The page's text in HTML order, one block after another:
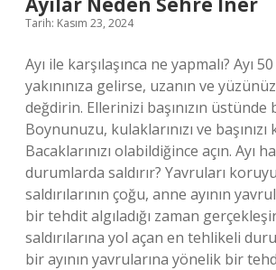
Tarih: Kasım 23, 2024
Ayı ile karşılaşınca ne yapmalı? Ayı
yakınınıza gelirse, uzanın ve
değdirin. Ellerinizi başınızın
Boynunuzu, kulaklarınızı ve
Bacaklarınızı olabildiğince açın. Ayı
durumlarda saldırır? Yavruları
saldırılarının çoğu, anne ayının
bir tehdit algıladığı zaman
saldırılarına yol açan en tehlikeli
bir ayının yavrularına yönelik bir